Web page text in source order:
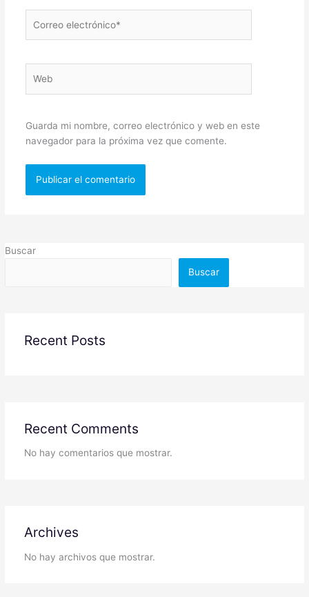
electrónico*
Guarda mi nombre, correo electrónico y web en este
navegador para la próxima vez que comente.
Buscar
Buscar
Recent Posts
Recent Comments
No hay comentarios que mostrar.
Archives
No hay archivos que mostrar.